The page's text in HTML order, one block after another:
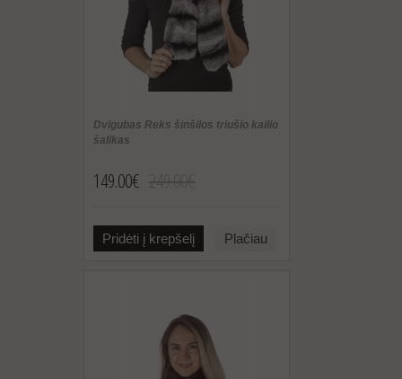
Dvigubas Reks šinšilos triušio kailio
šalikas
149.00€
Pridėti į krepšelį Plačiau